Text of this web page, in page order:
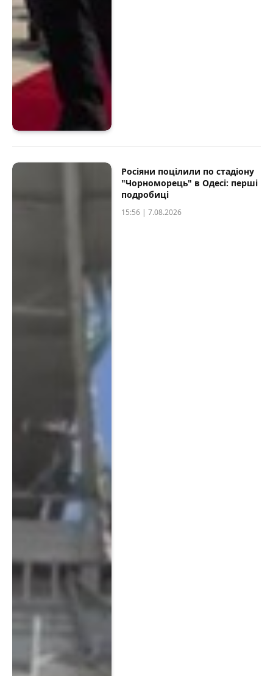
Росіяни поцілили по стадіону
"Чорноморець" в Одесі: перші
подробиці
15:56 | 7.08.2026